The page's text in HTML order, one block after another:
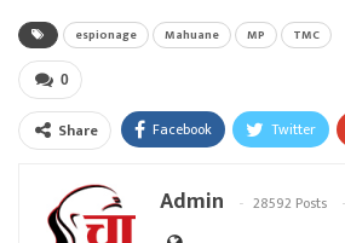
espionage Mahuane MP TMC
0
Share Facebook Twitter
Admin 28592 Posts